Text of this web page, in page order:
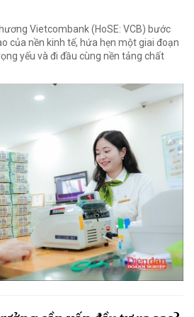
Vietcombank (HoSE: VCB) bước
của nền kinh tế, hứa hẹn một giai đoạn
yếu và đi đầu cùng nền tảng chất